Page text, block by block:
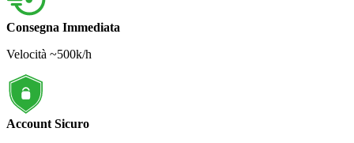
Consegna Immediata
Velocità ~500k/h
Account Sicuro